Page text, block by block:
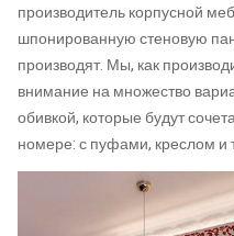
производитель корпусной
шпонированную стеновую
производят. Мы, как
внимание на множество
обивкой, которые будут
номере: с пуфами, креслом и